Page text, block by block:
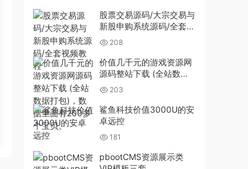
股票交易源码/大宗交易与
新股申购系统源码/全套视
频教程
208
价值几千元的游戏资源网
源码整站下载 (全站数据
打包)，数据里面有200多
个宝贝。
203
鲨鱼科技价值3000U的安
卓远控
181
pbootCMS资源展示类